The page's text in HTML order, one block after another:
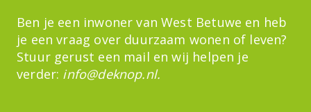
Ben je een inwoner van West Betuwe en heb
je een vraag over duurzaam wonen of leven?
Stuur gerust een mail en wij helpen je
verder: info@deknop.nl.